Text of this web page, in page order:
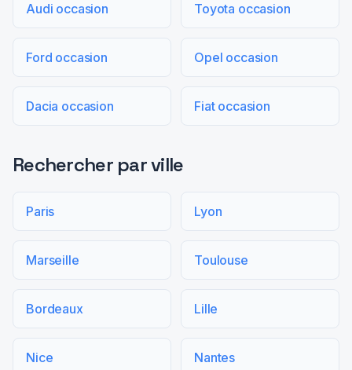
Audi occasion Toyota occasion
Ford occasion Opel occasion
Dacia occasion Fiat occasion
Rechercher par ville
Paris Lyon
Marseille Toulouse
Bordeaux Lille
Nice Nantes